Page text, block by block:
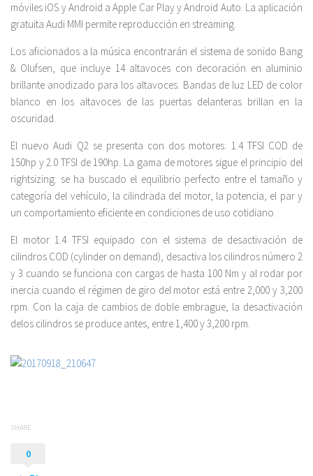
móviles iOS y Android a Apple Car Play y Android Auto. La aplicación
gratuita Audi MMI permite reproducción en streaming.
Los aficionados a la música encontrarán el sistema de sonido Bang
& Olufsen, que incluye 14 altavoces con decoración en aluminio
brillante anodizado para los altavoces. Bandas de luz LED de color
blanco en los altavoces de las puertas delanteras brillan en la
oscuridad.
El nuevo Audi Q2 se presenta con dos motores: 1.4 TFSI COD de
150hp y 2.0 TFSI de 190hp. La gama de motores sigue el principio del
rightsizing: se ha buscado el equilibrio perfecto entre el tamaño y
categoría del vehículo, la cilindrada del motor, la potencia, el par y
un comportamiento eficiente en condiciones de uso cotidiano.
El motor 1.4 TFSI equipado con el sistema de desactivación de
cilindros COD (cylinder on demand), desactiva los cilindros número 2
y 3 cuando se funciona con cargas de hasta 100 Nm y al rodar por
inercia cuando el régimen de giro del motor está entre 2,000 y 3,200
rpm. Con la caja de cambios de doble embrague, la desactivación
delos cilindros se produce antes, entre 1,400 y 3,200 rpm.
SHARE
0